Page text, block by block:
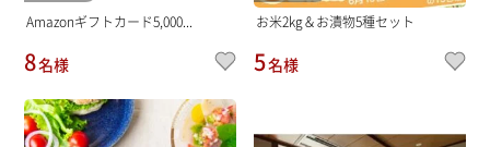
Amazonギフトカード5,000...
8名様
お米2kg＆お漬物5種セット
5名様